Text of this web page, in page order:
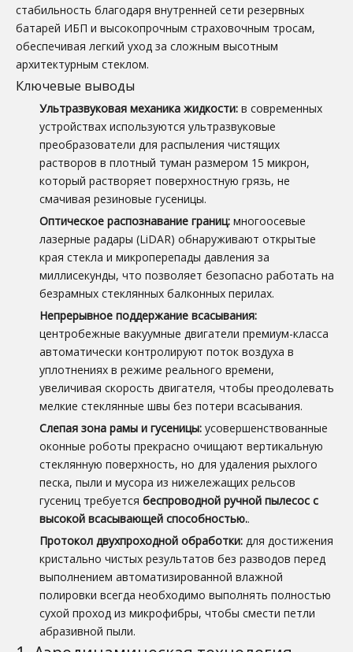
стабильность благодаря внутренней сети резервных
батарей ИБП и высокопрочным страховочным тросам,
обеспечивая легкий уход за сложным высотным
архитектурным стеклом.
Ключевые выводы
Ультразвуковая механика жидкости: в современных
устройствах используются ультразвуковые
преобразователи для распыления чистящих
растворов в плотный туман размером 15 микрон,
который растворяет поверхностную грязь, не
смачивая резиновые гусеницы.
Оптическое распознавание границ: многоосевые
лазерные радары (LiDAR) обнаруживают открытые
края стекла и микроперепады давления за
миллисекунды, что позволяет безопасно работать на
безрамных стеклянных балконных перилах.
Непрерывное поддержание всасывания:
центробежные вакуумные двигатели премиум-класса
автоматически контролируют поток воздуха в
уплотнениях в режиме реального времени,
увеличивая скорость двигателя, чтобы преодолевать
мелкие стеклянные швы без потери всасывания.
Слепая зона рамы и гусеницы: усовершенствованные
оконные роботы прекрасно очищают вертикальную
стеклянную поверхность, но для удаления рыхлого
песка, пыли и мусора из нижележащих рельсов
гусениц требуется беспроводной ручной пылесос с
высокой всасывающей способностью..
Протокол двухпроходной обработки: для достижения
кристально чистых результатов без разводов перед
выполнением автоматизированной влажной
полировки всегда необходимо выполнять полностью
сухой проход из микрофибры, чтобы смести петли
абразивной пыли.